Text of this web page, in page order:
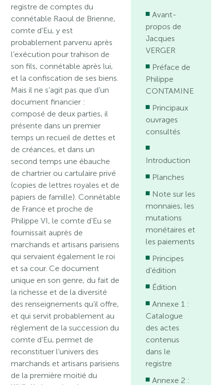
registre de comptes du
connétable Raoul de Brienne,
comte d’Eu, y est
probablement parvenu après
l’exécution pour trahison de
son fils, connétable après lui,
et la confiscation de ses biens.
Mais il ne s’agit pas que d’un
document financier :
composé de deux parties, il
présente dans un premier
temps un recueil de dettes et
de créances, et dans un
second temps une ébauche
de chartrier ou cartulaire privé
(copies de lettres royales et de
papiers de famille). Connétable
de France et proche de
Philippe VI, le comte d’Eu se
fournissait auprès de
marchands et artisans parisiens
qui servaient également le roi
et sa cour. Ce document
unique en son genre, du fait de
la richesse et de la diversité
des renseignements qu’il offre,
et qui servit probablement au
règlement de la succession du
comte d’Eu, permet de
reconstituer l’univers des
marchands et artisans parisiens
de la première moitié du
Avant-
propos de
Jacques
VERGER
Préface de
Philippe
CONTAMINE
Principaux
ouvrages
consultés
Introduction
Planches
Note sur les
monnaies, les
mutations
monétaires et
les paiements
Principes
d’édition
Édition
Annexe 1 :
Catalogue
des actes
contenus
dans le
registre
Annexe 2 :